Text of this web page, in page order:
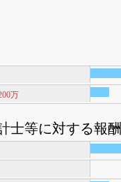
万
士等に対する報酬